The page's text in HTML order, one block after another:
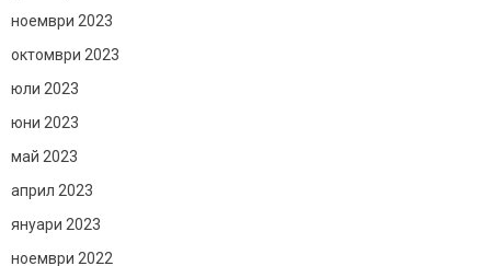
ноември 2023
октомври 2023
юли 2023
юни 2023
май 2023
април 2023
януари 2023
ноември 2022